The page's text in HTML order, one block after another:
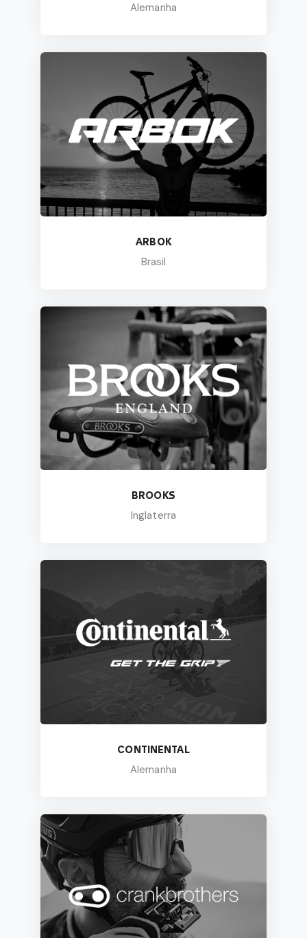
Alemanha
ARBOK
Brasil
BROOKS
Inglaterra
CONTINENTAL
Alemanha